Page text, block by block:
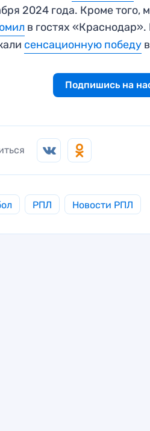
2024 года. Кроме того,
в гостях
сенсационную победу
Подпишись на
РПЛ Новости РПЛ